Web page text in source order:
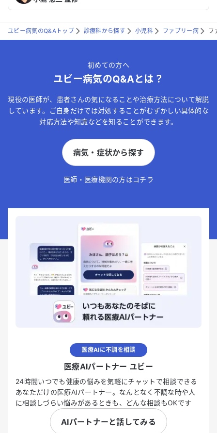
ユビー病気のQ&Aトップ 診療科から探す 小児科 ファブリー病 フ
初めての方へ
ユビー病気のQ&Aとは？
現役の医師が、患者さんの気になることや治療方法について解説
しています。ご自身だけでは対処することがむずかしい具体的な
対応方法や知識などを知ることができます。
病気・症状から探す
医師・医療機関の方はコチラ
医療AIに不調を相談
医療AIパートナー ユビー
24時間いつでも健康の悩みを気軽にチャットで相談できる
あなただけの医療AIパートナー。なんとなく不調な時や人
に相談しづらい悩みがあるときも、どんな相談もOKです
AIパートナーと話してみる